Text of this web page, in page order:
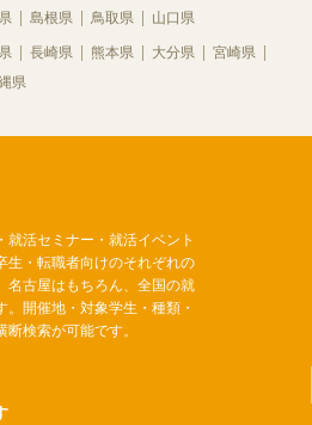
島根県 鳥取県 山口県
長崎県 熊本県 大分県
宮崎県
県
就活セミナー・就活イベント
生・転職者向けのそれぞれの
名古屋はもちろん、全国の就
開催地・対象学生・種類・
検索が可能です。